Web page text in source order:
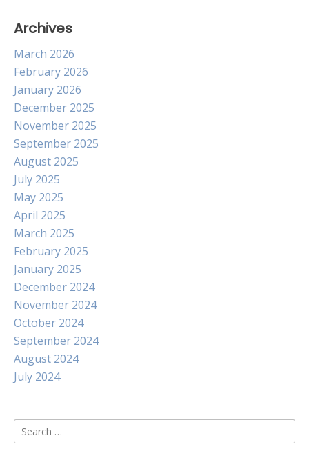
Archives
March 2026
February 2026
January 2026
December 2025
November 2025
September 2025
August 2025
July 2025
May 2025
April 2025
March 2025
February 2025
January 2025
December 2024
November 2024
October 2024
September 2024
August 2024
July 2024
Search
for: